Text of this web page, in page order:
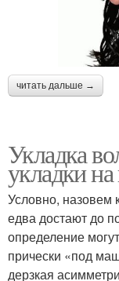
читать дальше →
Укладка
укладки
Условно, назовем
едва достают до
определение
прически «под
дерзкая